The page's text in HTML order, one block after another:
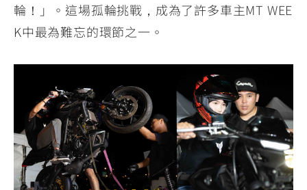
輪！」。這場孤輪挑戰，成為了許多車主MT WEE
K中最為難忘的環節之一。